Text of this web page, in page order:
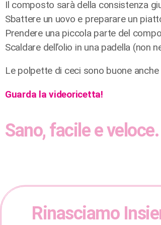
Il composto sarà della consistenza
Sbattere un uovo e preparare un
Prendere una piccola parte del
Scaldare dell’olio in una padella
Le polpette di ceci sono buone
Guarda la videoricetta!
Sano, facile e
Rinasciamo